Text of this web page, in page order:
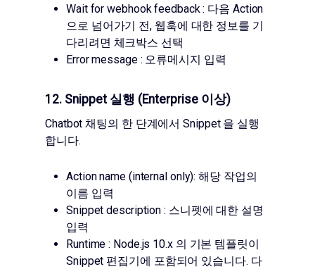
Wait for webhook feedback : 다음 Action
으로 넘어가기 전, 웹훅에 대한 정보를 기
다리려면 체크박스 선택
Error message : 오류메시지 입력
12. Snippet 실행 (Enterprise 이상)
Chatbot 채팅의 한 단계에서 Snippet 을 실행
합니다.
Action name (internal only): 해당 작업의
이름 입력
Snippet description : 스니펫에 대한 설명
입력
Runtime : Node.js 10.x 의 기본 템플릿이
Snippet 편집기에 포함되어 있습니다. 다